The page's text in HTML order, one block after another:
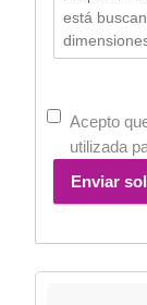
Acepto
utilizada
Enviar